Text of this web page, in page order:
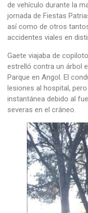
de vehículo durante la
jornada de Fiestas
así como de otros
accidentes viales en
Gaete viajaba de
estrelló contra un árbol
Parque en Angol. El
lesiones al hospital,
instantánea debido al
severas en el cráneo.